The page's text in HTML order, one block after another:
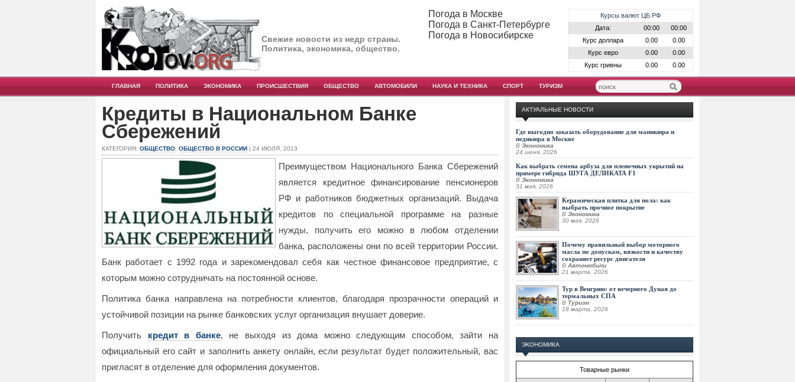
Свежие новости из недр страны.
Политика, экономика, общество.
Курсы валют ЦБ РФ
Дата:
00:00
00:00
Курс доллара
0.00
0.00
Курс евро
0.00
0.00
Курс гривны
0.00 0.00
Погода в Москве
Погода в Санкт-Петербурге
Погода в Новосибирске
ГЛАВНАЯ ПОЛИТИКА ЭКОНОМИКА ПРОИСШЕСТВИЯ ОБЩЕСТВО АВТОМОБИЛИ НАУКА И ТЕХНИКА СПОРТ ТУРИЗМ
Кредиты в Национальном Банке
Сбережений
КАТЕГОРИЯ: ОБЩЕСТВО ОБЩЕСТВО В РОССИИ | 24 ИЮЛЯ, 2013
Преимуществом Национального Банка Сбережений
является кредитное финансирование пенсионеров
РФ и работников бюджетных организаций. Выдача
кредитов по специальной программе на разные
нужды, получить его можно в любом отделении
банка, расположены они по всей территории России.
Банк работает с 1992 года и зарекомендовал себя как честное финансовое предприятие, с
которым можно сотрудничать на постоянной основе.
Политика банка направлена на потребности клиентов, благодаря прозрачности операций и
устойчивой позиции на рынке банковских услуг организация внушает доверие.
Получить кредит в банке, не выходя из дома можно следующим способом, зайти на
официальный его сайт и заполнить анкету онлайн, если результат будет положительный, вас
пригласят в отделение для оформления документов.
АКТУАЛЬНЫЕ НОВОСТИ
Где выгодно заказать оборудование для маникюра и
педикюра в Москве
В Экономика
24 июня, 2026
Как выбрать семена арбуза для пленочных укрытий на
примере гибрида ШУГА ДЕЛИКАТА F1
В Экономика
31 мая, 2026
Керамическая плитка для пола: как
выбрать прочное покрытие
В Экономика
30 мая, 2026
Почему правильный выбор моторного
масла по допускам, вязкости и качеству
сохраняет ресурс двигателя
В Автомобили
21 марта, 2026
Тур в Венгрию: от вечернего Дуная до
термальных СПА
В Туризм
18 марта, 2026
ЭКОНОМИКА
Товарные рынки